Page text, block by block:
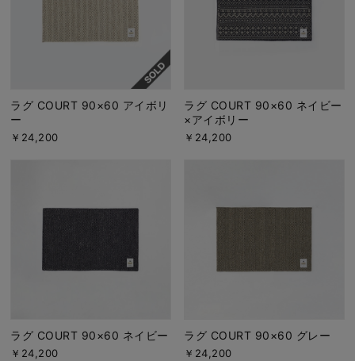
ラグ COURT 90×60 アイボリ
ー
￥24,200
ラグ COURT 90×60 ネイビー
×アイボリー
￥24,200
ラグ COURT 90×60 ネイビー
￥24,200
ラグ COURT 90×60 グレー
￥24,200